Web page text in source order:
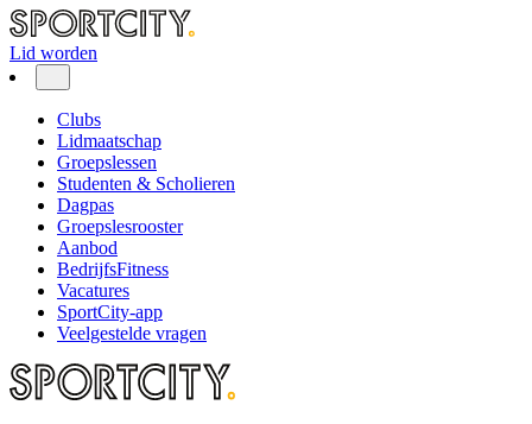
Lid worden
Clubs
Lidmaatschap
Groepslessen
Studenten & Scholieren
Dagpas
Groepslesrooster
Aanbod
BedrijfsFitness
Vacatures
SportCity-app
Veelgestelde vragen